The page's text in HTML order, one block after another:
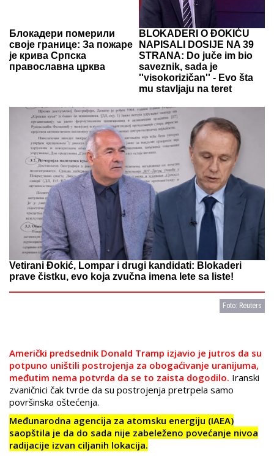
Блокадери померили
своје границе: За пожаре
је крива Српска
православна црква
BLOKADERI O ĐOKIĆU
NAPISALI DOSIJE NA 39
STRANA: Do juče im bio
saveznik, sada je
''visokorizičan'' - Evo šta
mu stavljaju na teret
Vetirani Đokić, Lompar i drugi kandidati: Blokaderi
prave čistku, evo koja zvučna imena lete sa liste!
Foto: Reuters
Američki predsednik Donald Tramp izjavio je jutros da su
potpuno uništili postrojenja za obogaćivanje uranijuma,
međutim nema potvrda da se to zaista dogodilo. Iranski
zvaničnici čak tvrde da su postrojenja pretrpela samo
površinska oštećenja.
Međunarodna agencija za atomsku energiju (IAEA)
saopštila je da do sada nije zabeleženo povećanje nivoa
radijacije izvan ciljanih lokacija.